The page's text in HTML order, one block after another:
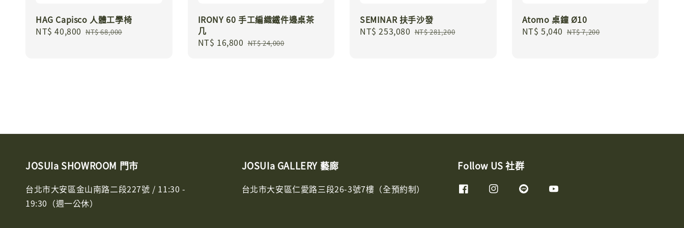
HAG Capisco 人體工學椅
Sale
NT$ 40,800 Regular
NT$ 68,000
IRONY 60 手工編織鐵件邊桌茶
几
Sale
NT$ 16,800 Regular
NT$ 24,000
SEMINAR 扶手沙發
Sale
NT$ 253,080 Regular
NT$ 281,200
Atomo 桌鐘 Ø10
Sale
NT$ 5,040 Regular
NT$ 7,200
JOSUIa SHOWROOM 門市
台北市大安區金山南路二段227號 / 11:30 -
19:30（週一公休）
JOSUIa GALLERY 藝廊
台北市大安區仁愛路三段26-3號7樓（全預約制）
Follow US 社群